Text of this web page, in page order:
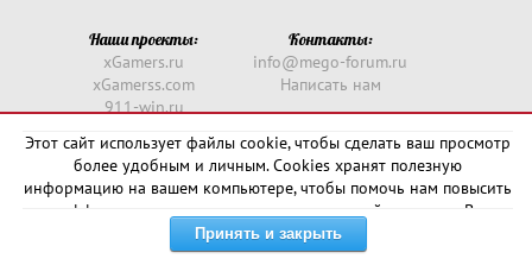
Наши проекты:
xGamers.ru
xGamerss.com
911-win.ru
Контакты:
info@mego-forum.ru
Написать нам
Copyright © 2016 -2026
Этот сайт использует файлы cookie, чтобы сделать ваш просмотр
более удобным и личным. Cookies хранят полезную
информацию на вашем компьютере, чтобы помочь нам повысить
эффективность и актуальность нашего сайта для вас. В
некоторых случаях они необходимы для правильной работы
сайта.